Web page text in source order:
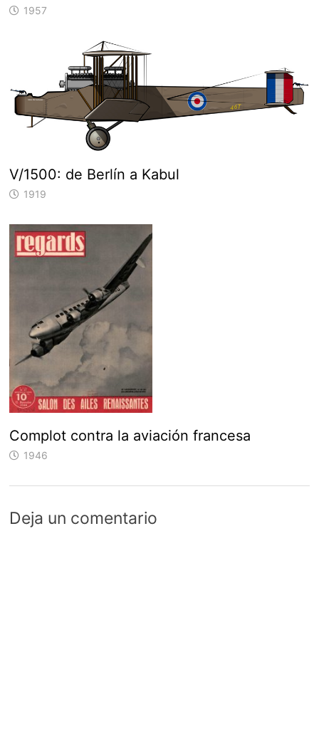
1957
V/1500: de Berlín a Kabul
1919
Complot contra la aviación francesa
1946
Deja un comentario